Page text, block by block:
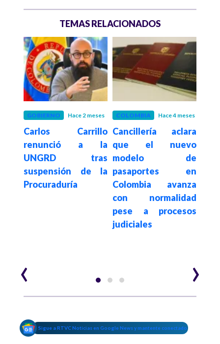
TEMAS RELACIONADOS
GOBIERNO Hace 2 meses
Carlos Carrillo
renunció a la
UNGRD tras
suspensión de la
Procuraduría
COLOMBIA Hace 4 meses
Cancillería aclara
que el nuevo
modelo de
pasaportes en
Colombia avanza
con normalidad
pese a procesos
judiciales
‹ ›
Sigue a RTVC Noticias en Google News y mantente conectado